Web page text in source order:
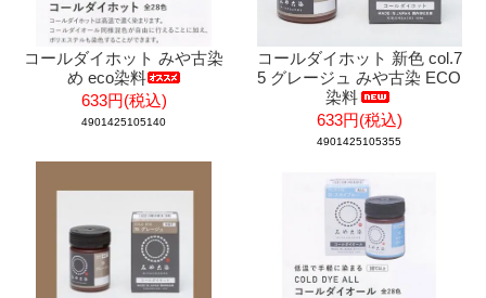
コールダイホット みや古染
め eco染料
633円(税込)
4901425105140
コールダイホット 新色 col.7
5 グレージュ みや古染 ECO
染料
633円(税込)
4901425105355